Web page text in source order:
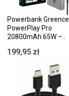
Powerbank Greencell
PowerPlay Pro
20800mAh 65W –..
199,95 zł